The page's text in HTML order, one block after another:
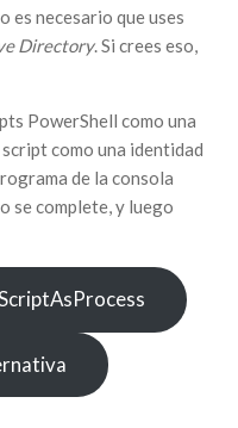
es necesario que uses
Directory. Si crees eso,
PowerShell como una
como una identidad
de la consola
se complete, y luego